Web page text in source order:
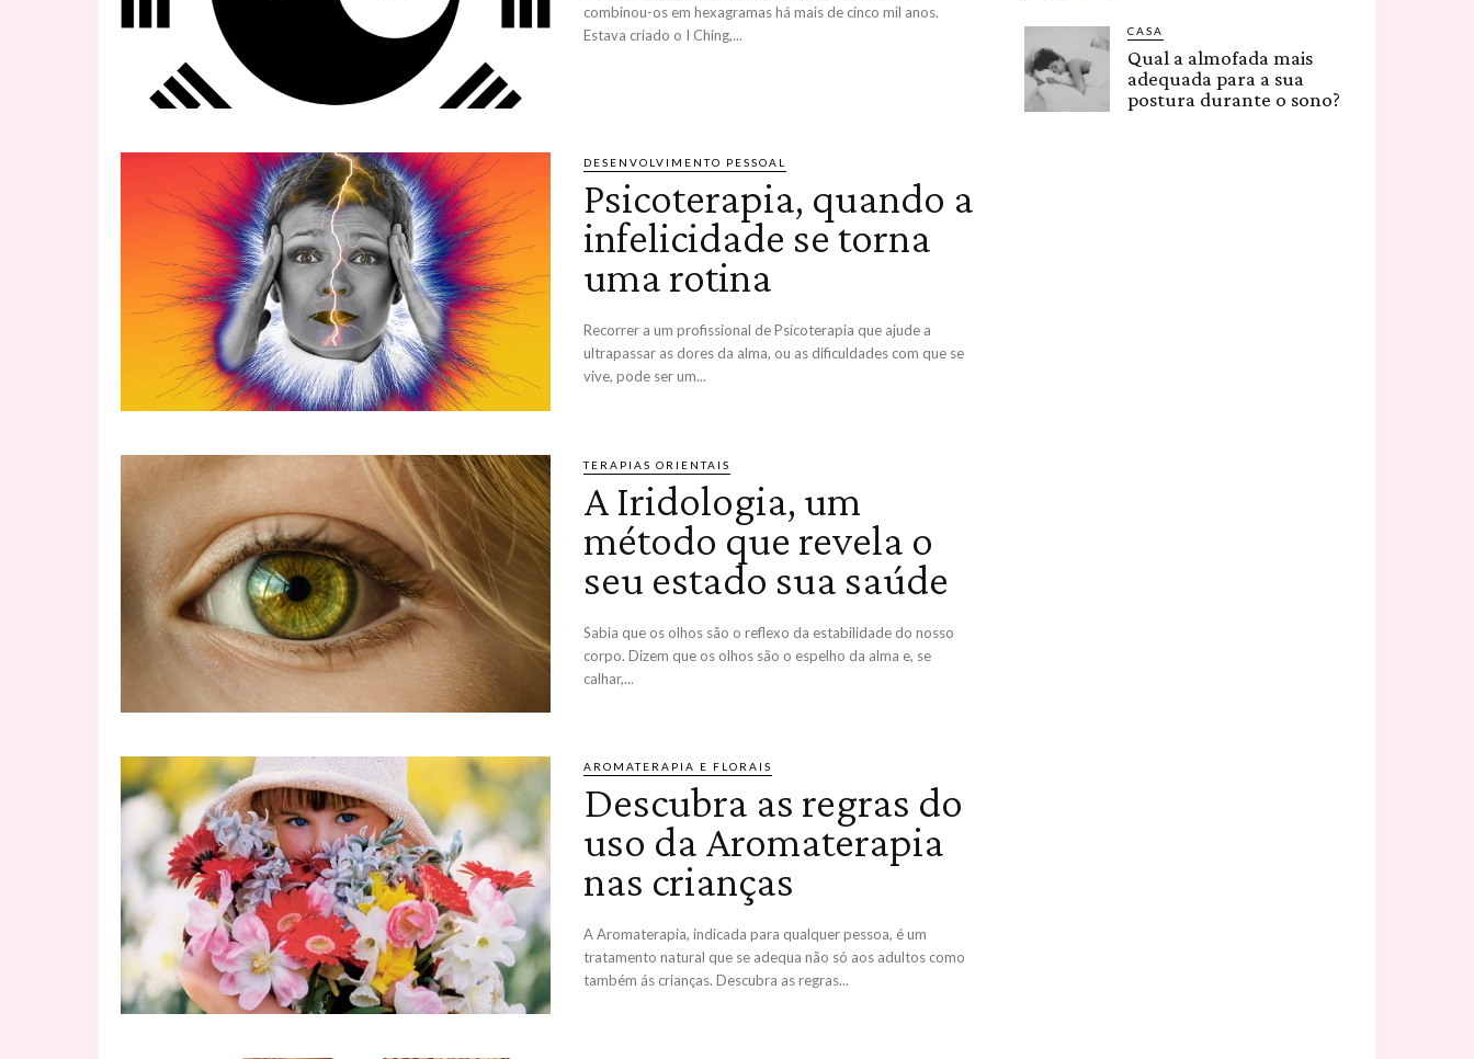
combinou-os em hexagramas há mais de cinco mil anos.
Estava criado o I Ching,...
DESENVOLVIMENTO PESSOAL
Psicoterapia, quando a
infelicidade se torna
uma rotina
Recorrer a um profissional de Psicoterapia que ajude a
ultrapassar as dores da alma, ou as dificuldades com que se
vive, pode ser um...
TERAPIAS ORIENTAIS
A Iridologia, um
método que revela o
seu estado sua saúde
Sabia que os olhos são o reflexo da estabilidade do nosso
corpo. Dizem que os olhos são o espelho da alma e, se
calhar,...
AROMATERAPIA E FLORAIS
Descubra as regras do
uso da Aromaterapia
nas crianças
A Aromaterapia, indicada para qualquer pessoa, é um
tratamento natural que se adequa não só aos adultos como
também ás crianças. Descubra as regras...
CASA
Qual a almofada mais
adequada para a sua
postura durante o sono?